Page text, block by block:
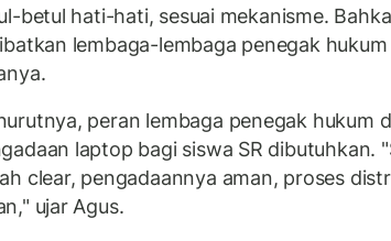
betul hati-hati, sesuai mekanisme.
lembaga-lembaga penegak
peran lembaga penegak hukum
laptop bagi siswa SR dibutuhkan.
clear, pengadaannya aman, proses
ujar Agus.